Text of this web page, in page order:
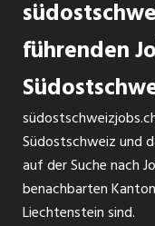
führenden
Südostschweiz und
auf der Suche nach
benachbarten
Liechtenstein sind.